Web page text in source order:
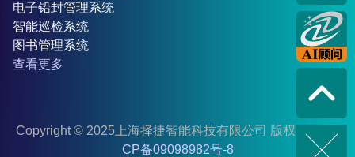
电子铅封管理系统
智能巡检系统
图书管理系统
查看更多
Copyright © 2025上海择捷智能科技有限公司 版权所有
沪I
CP备09098982号-8